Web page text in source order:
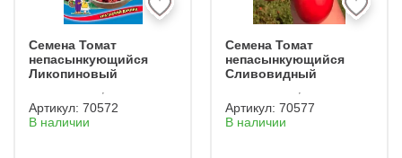
Семена Томат
непасынкующийся
Ликопиновый
Артикул: 70572
В наличии
Семена Томат
непасынкующийся
Сливовидный
Артикул: 70577
В наличии